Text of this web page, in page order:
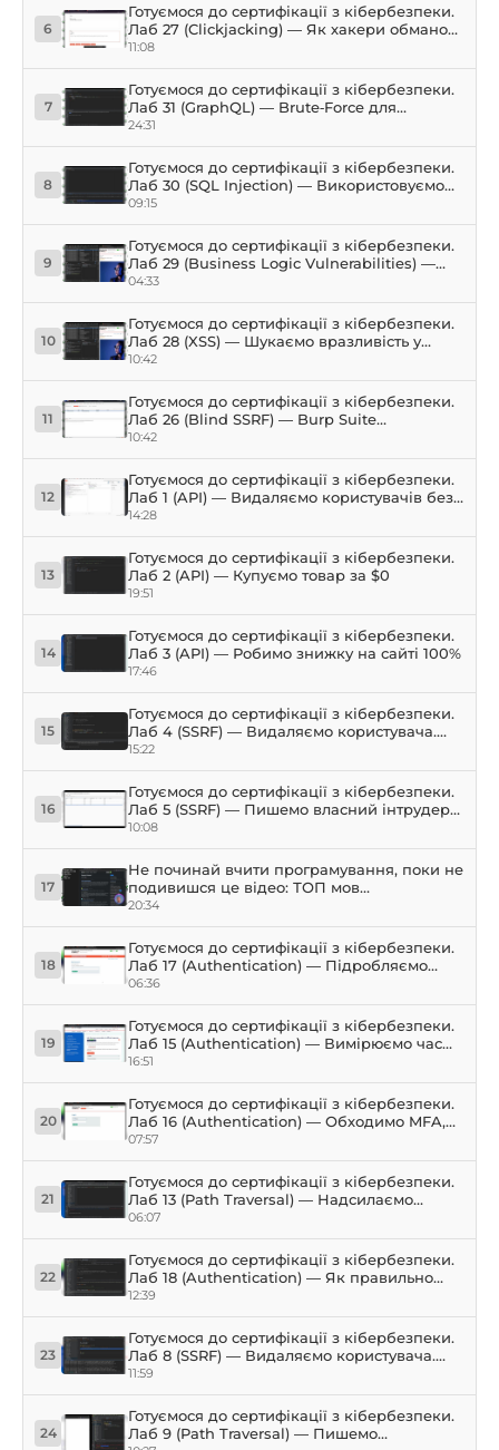
6
Готуємося до сертифікації з кібербезпеки.
Лаб 27 (Clickjacking) — Як хакери обманом
змушують натиснути на посилання?
11:08
7
Готуємося до сертифікації з кібербезпеки.
Лаб 31 (GraphQL) — Brute‑Force для
GraphQL (Python/JavaScript)
24:31
8
Готуємося до сертифікації з кібербезпеки.
Лаб 30 (SQL Injection) — Використовуємо
SQL Injection для виводу прихованих
товарів, автоматизуємо на Python
09:15
9
Готуємося до сертифікації з кібербезпеки.
Лаб 29 (Business Logic Vulnerabilities) —
Купуємо товар за нашою ціною
04:33
10
Готуємося до сертифікації з кібербезпеки.
Лаб 28 (XSS) — Шукаємо вразливість у
DOM, працюємо з cookie
10:42
11
Готуємося до сертифікації з кібербезпеки.
Лаб 26 (Blind SSRF) — Burp Suite
Collaborator, Linux
10:42
12
Готуємося до сертифікації з кібербезпеки.
Лаб 1 (API) — Видаляємо користувачів без
прав
14:28
13
Готуємося до сертифікації з кібербезпеки.
Лаб 2 (API) — Купуємо товар за $0
19:51
14
Готуємося до сертифікації з кібербезпеки.
Лаб 3 (API) — Робимо знижку на сайті 100%
17:46
15
Готуємося до сертифікації з кібербезпеки.
Лаб 4 (SSRF) — Видаляємо користувача.
Python, Burp Suite
15:22
16
Готуємося до сертифікації з кібербезпеки.
Лаб 5 (SSRF) — Пишемо власний інтрудер
для перебору внутрішньої мережі
10:08
17
Не починай вчити програмування, поки не
подивишся це відео: ТОП мов
програмування у 2026 році
20:34
18
Готуємося до сертифікації з кібербезпеки.
Лаб 17 (Authentication) — Підробляємо
токен, зміна пароля в чужому акаунті
06:36
19
Готуємося до сертифікації з кібербезпеки.
Лаб 15 (Authentication) — Вимірюємо час
відповіді (requests), підбираємо логін/
пароль
16:51
20
Готуємося до сертифікації з кібербезпеки.
Лаб 16 (Authentication) — Обходимо MFA,
зберігаємо сесію в Python (requests)
07:57
21
Готуємося до сертифікації з кібербезпеки.
Лаб 13 (Path Traversal) — Надсилаємо
запити з Python через проксі Burp Suite
06:07
22
Готуємося до сертифікації з кібербезпеки.
Лаб 18 (Authentication) — Як правильно
виконувати брутфорс пароля, Burp Suite
(Intruder) і Python (requests)
12:39
23
Готуємося до сертифікації з кібербезпеки.
Лаб 8 (SSRF) — Видаляємо користувача.
Пишемо сервер і Collaborator. Flask + Ngrok
11:59
24
Готуємося до сертифікації з кібербезпеки.
Лаб 9 (Path Traversal) — Пишемо